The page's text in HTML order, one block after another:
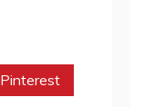
Pinterest